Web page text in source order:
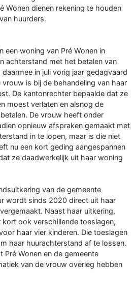
Wonen dienen rekening te houden
huurders.
een woning van Pré Wonen in
achterstand met het betalen van
in juli vorig jaar gedagvaard
is bij de behandeling van haar
De kantonrechter bepaalde dat ze
moest verlaten en alsnog de
De vrouw heeft onder
opnieuw afspraken gemaakt met
in te lopen, maar is die niet
nu een kort geding aangespannen
ze daadwerkelijk uit haar woning
van de gemeente
wordt sinds 2020 direct uit haar
Naast haar uitkering,
ook verschillende toeslagen,
haar vier kinderen. Die toeslagen
haar huurachterstand af te lossen.
Pré Wonen en de gemeente
van de vrouw overleg hebben